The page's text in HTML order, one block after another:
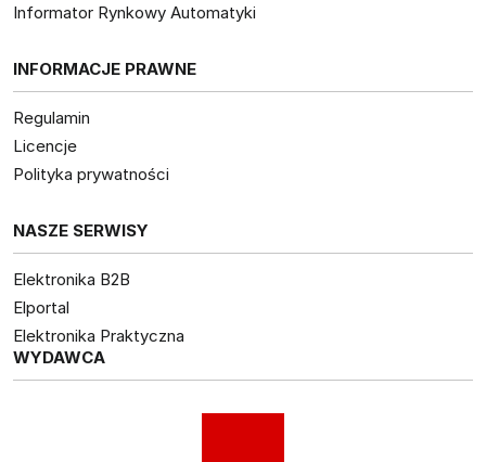
Informator Rynkowy Automatyki
INFORMACJE PRAWNE
Regulamin
Licencje
Polityka prywatności
NASZE SERWISY
Elektronika B2B
Elportal
Elektronika Praktyczna
WYDAWCA